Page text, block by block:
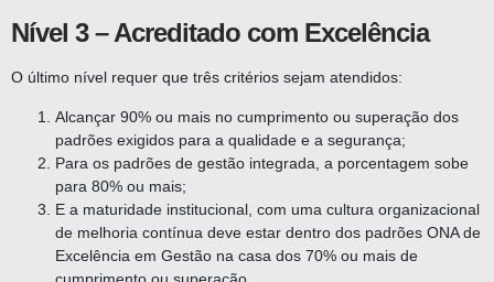
Nível 3 – Acreditado com Excelência
O último nível requer que três critérios sejam atendidos:
Alcançar 90% ou mais no cumprimento ou superação dos
padrões exigidos para a qualidade e a segurança;
Para os padrões de gestão integrada, a porcentagem sobe
para 80% ou mais;
E a maturidade institucional, com uma cultura organizacional
de melhoria contínua deve estar dentro dos padrões ONA de
Excelência em Gestão na casa dos 70% ou mais de